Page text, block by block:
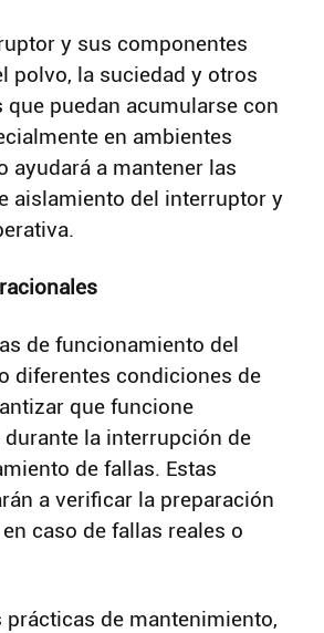
y sus componentes
polvo, la suciedad y otros
que puedan acumularse con
en ambientes
ayudará a mantener las
aislamiento del interruptor y
de funcionamiento del
diferentes condiciones de
que funcione
la interrupción de
de fallas. Estas
a verificar la preparación
caso de fallas reales o
prácticas de mantenimiento,